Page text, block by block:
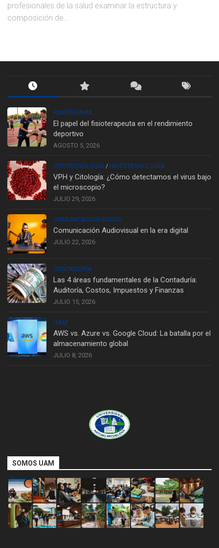
profesionales de la salud examinar la estructura y
composición de...
FISIOTERAPIA
El papel del fisioterapeuta en el rendimiento
deportivo
AGOSTO 5, 2026
CITOTECNOLOGÍA / HISTOTECNOLOGÍA
VPH y Citología: ¿Cómo detectamos el virus bajo
el microscopio?
JULIO 29, 2026
COMUNICACIÓN SOCIAL
Comunicación Audiovisual en la era digital
JULIO 22, 2026
CONTADURÍA
Las 4 áreas fundamentales de la Contaduría:
Auditoría, Costos, Impuestos y Finanzas
JULIO 15, 2026
UAM
AWS vs. Azure vs. Google Cloud: La batalla por el
almacenamiento global
JULIO 8, 2026
SOMOS UAM